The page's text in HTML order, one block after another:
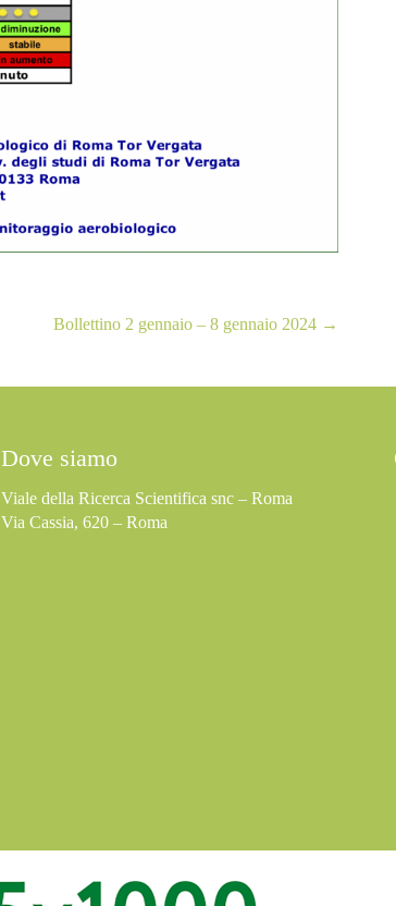
Bollettino 2 gennaio – 8 gennaio 2024 →
Dove siamo
Viale della Ricerca Scientifica snc – Roma
Via Cassia, 620 – Roma